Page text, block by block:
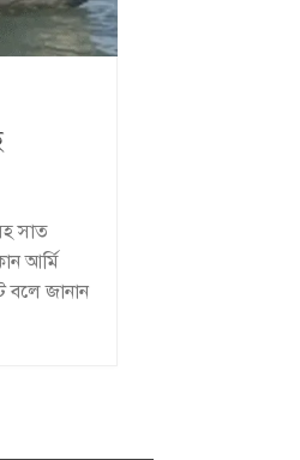
সাত
আর্মি
বলে জানান